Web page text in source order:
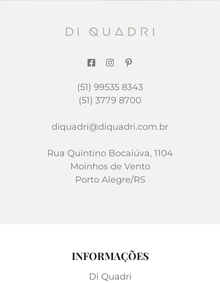
(51) 99535 8343
(51) 3779 8700
diquadri@diquadri.com.br
Rua Quintino Bocaiúva, 1104
Moinhos de Vento
Porto Alegre/RS
INFORMAÇÕES
Di Quadri